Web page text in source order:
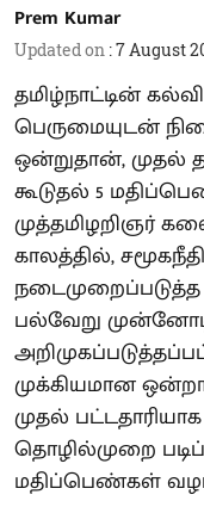
Prem Kumar
Updated on :7 August
தமிழ்நாட்டின்
பெருமையுடன்
ஒன்றுதான், முதல்
கூடுதல் 5
முத்தமிழறிஞர்
காலத்தில்,
பல்வேறு
முக்கியமான
முதல்
தொழில்முறை
மதிப்பெண்கள்